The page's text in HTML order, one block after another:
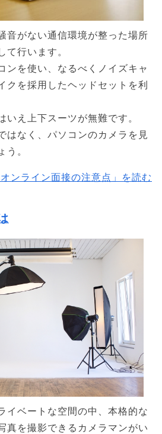
音がない通信環境が整った場所
て行います。
ンを使い、なるべくノイズキャ
クを採用したヘッドセットを利
いえ上下スーツが無難です。
はなく、パソコンのカメラを見
う。
オンライン面接の注意点」を読む
イベートな空間の中、本格的な
真を撮影できるカメラマンがい